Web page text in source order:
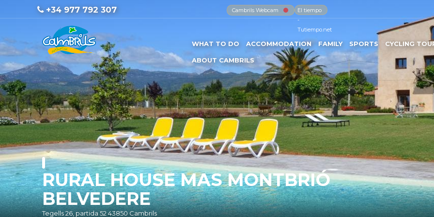
+34 977 792 307 Cambrils Webcam
El tiempo
-
Tutiempo.net
WHAT TO DO ACCOMMODATION FAMILY SPORTS CYCLING
ABOUT CAMBRILS
RURAL HOUSE MAS MONTBRIÓ
BELVEDERE
Tegells 26, partida 52 43850 Cambrils